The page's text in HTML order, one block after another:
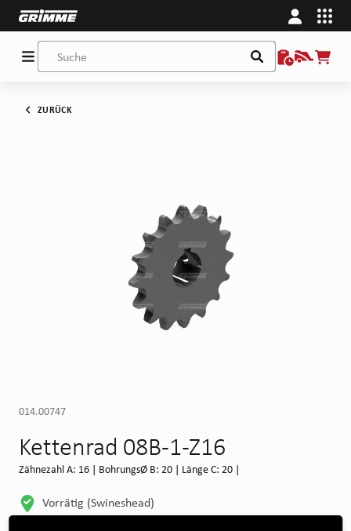
ZURÜCK
014.00747
Kettenrad 08B-1-Z16
Zähnezahl A: 16 | BohrungsØ B: 20 | Länge C: 20 |
Vorrätig (Swineshead)